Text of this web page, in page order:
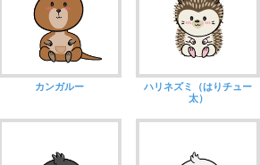
カンガルー
ハリネズミ（はりチュー
太）